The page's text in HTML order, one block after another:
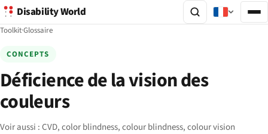
Disability World
Toolkit·Glossaire
CONCEPTS
Déficience de la vision des
couleurs
Voir aussi :CVD,color blindness,colour blindness,colour vision